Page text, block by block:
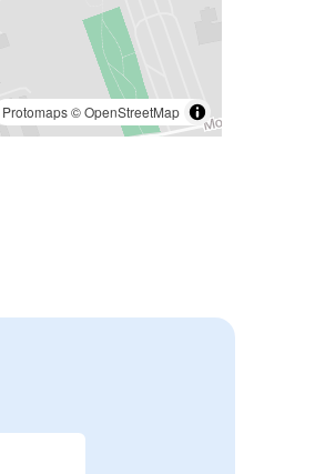
Protomaps©OpenStreetMap